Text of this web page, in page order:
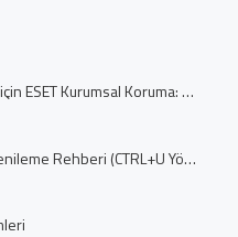
Sunucu ve İş İstasyonları için ESET Kurumsal Koruma: Dijital Kalenizi İnşa Edin
Adım Adım ESET Lisans Yenileme Rehberi (CTRL+U Yöntemi)